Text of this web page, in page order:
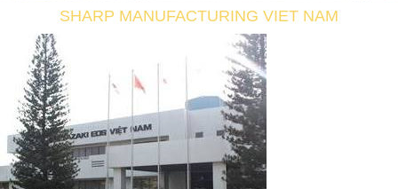
SHARP MANUFACTURING VIET NAM